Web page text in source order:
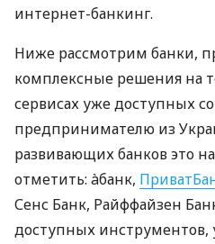
интернет-банкинг.
Ниже рассмотрим банки,
комплексные решения на
сервисах уже доступных
предпринимателю из
развивающих банков это
отметить: àбанк,
Сенс Банк, Райффайзен
доступных инструментов,